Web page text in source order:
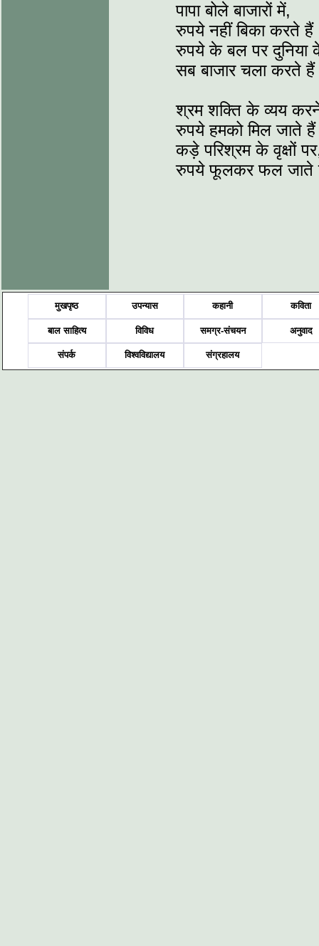
पापा ‍‍बोले बाजारों में,
रुपये नहीं बिका करते
रुपये के बल पर दुनिया
सब बाजार चला करते
श्रम शक्ति के व्यय
रुपये हमको मिल जाते
कड़े परिश्रम के वृक्षों
रुपये फूलकर फल जाते
मुखपृष्ठ उपन्यास कहानी कविता
बाल साहित्य विविध समग्र-संचयन अनुवाद
संपर्क विश्वविद्यालय संग्रहालय